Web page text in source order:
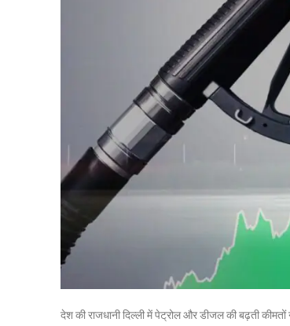
देश की राजधानी दिल्ली में पेट्रोल और डीजल की बढ़ती कीमतों